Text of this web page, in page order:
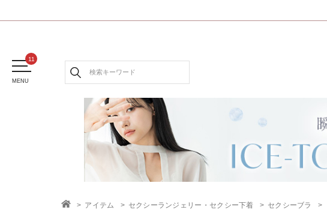
MENU
アイテム セクシーランジェリー・セクシー下着 セクシーブラ